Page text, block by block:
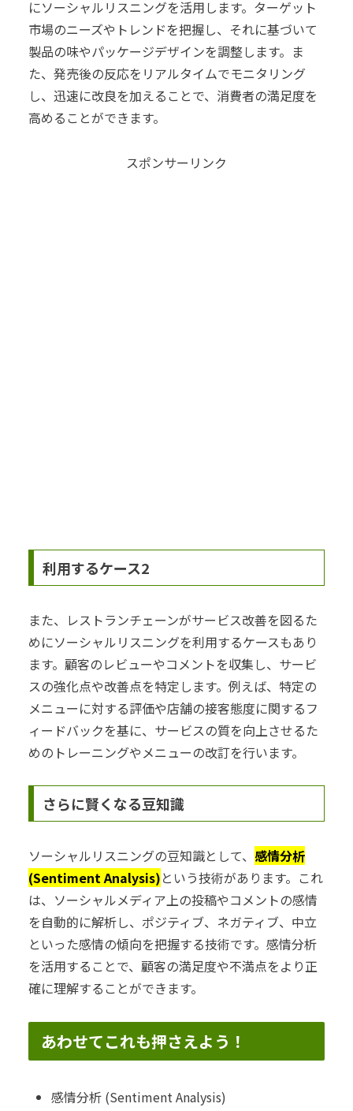
にソーシャルリスニングを活用します。ターゲット
市場のニーズやトレンドを把握し、それに基づいて
製品の味やパッケージデザインを調整します。ま
た、発売後の反応をリアルタイムでモニタリング
し、迅速に改良を加えることで、消費者の満足度を
高めることができます。
スポンサーリンク
利用するケース2
また、レストランチェーンがサービス改善を図るた
めにソーシャルリスニングを利用するケースもあり
ます。顧客のレビューやコメントを収集し、サービ
スの強化点や改善点を特定します。例えば、特定の
メニューに対する評価や店舗の接客態度に関するフ
ィードバックを基に、サービスの質を向上させるた
めのトレーニングやメニューの改訂を行います。
さらに賢くなる豆知識
ソーシャルリスニングの豆知識として、 感情分析
(Sentiment Analysis)という技術があります。これ
は、ソーシャルメディア上の投稿やコメントの感情
を自動的に解析し、ポジティブ、ネガティブ、中立
といった感情の傾向を把握する技術です。感情分析
を活用することで、顧客の満足度や不満点をより正
確に理解することができます。
あわせてこれも押さえよう！
感情分析 (Sentiment Analysis)